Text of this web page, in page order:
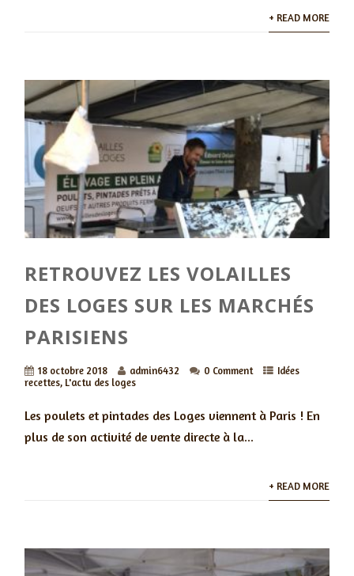
+ READ MORE
RETROUVEZ LES VOLAILLES
DES LOGES SUR LES MARCHÉS
PARISIENS
18 octobre 2018 admin6432 0 Comment
Idées
recettes, L'actu des loges
Les poulets et pintades des Loges viennent à Paris ! En
plus de son activité de vente directe à la...
+ READ MORE